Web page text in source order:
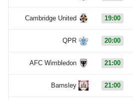
Cambridge United 19:00
QPR 20:00
AFC Wimbledon 21:00
Barnsley 21:00